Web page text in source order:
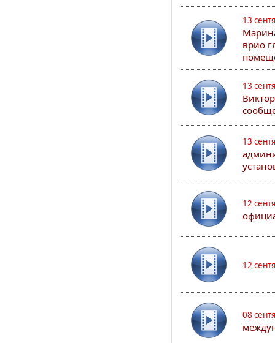
13
врио
13
13
12
12
08